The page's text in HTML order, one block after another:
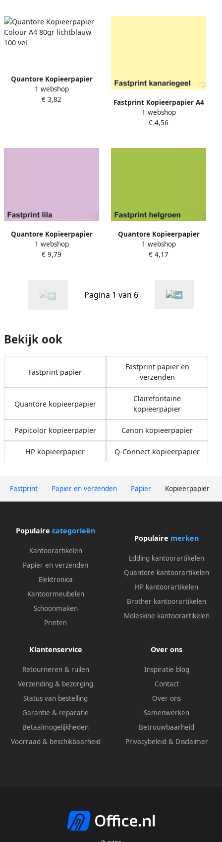
Fastprint Papier en verzenden Papier Kopieerpapier
Quantore Kopieerpapier
Colour A4 80gr lichtblauw
100 vel
1 webshop
€ 3,82
Fastprint Kopieerpapier A4
80gr kanariegeel 100vel
1 webshop
€ 4,56
Quantore Kopieerpapier
Colour A4 80gr lila 500 vel
1 webshop
€ 9,79
Quantore Kopieerpapier
Colour A4 80gr helgroen
100 vel
1 webshop
€ 4,17
Pagina 1 van 6
Bekijk ook
Fastprint papier
Fastprint papier en
verzenden
Quantore kopieerpapier
Clairefontaine
kopieerpapier
Papicolor kopieerpapier Canon kopieerpapier
HP kopieerpapier Q-Connect kopieerpapier
Populaire categorieën
Kantoorartikelen
Papier en verzenden
Elektronica
Kantoormeubelen
Schoonmaken
Printen
Populaire merken
Edding kantoorartikelen
Quantore kantoorartikelen
HP kantoorartikelen
Brother kantoorartikelen
Moleskine kantoorartikelen
Klantenservice
Retourneren & ruilen
Verzending & bezorging
Status van bestelling
Garantie & reparatie
Betaalmogelijkheden
Voorraad & beschikbaarheid
Over ons
Inspiratie blog
Contact
Over ons
Samenwerken
Betrouwbaarheid
Privacybeleid & Disclaimer